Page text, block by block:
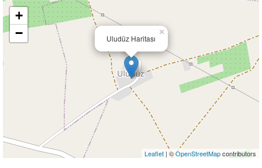
Uludüz Haritası
×
+
−
Leaflet | ©OpenStreetMapcontributors